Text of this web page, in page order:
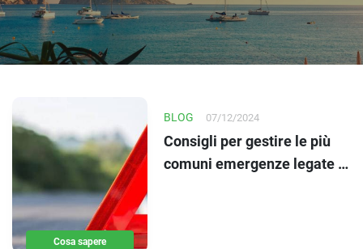
Cosa sapere
BLOG 07/12/2024
Consigli per gestire le più
comuni emergenze legate al